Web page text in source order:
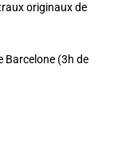
originaux de
Barcelone (3h de